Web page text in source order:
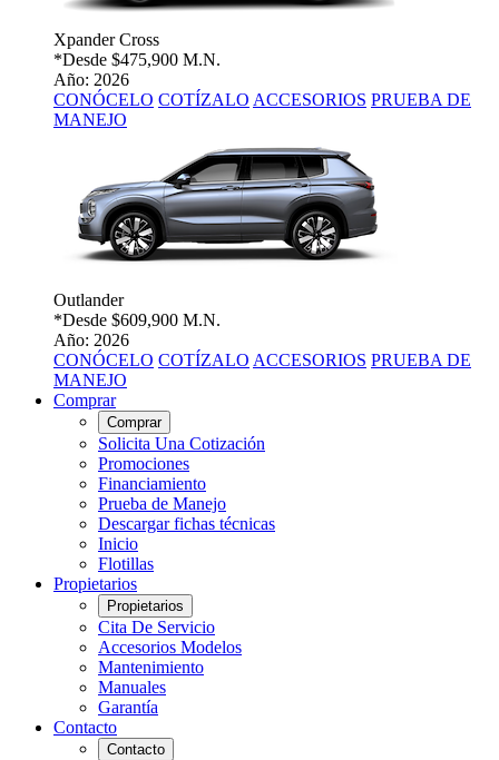
Xpander Cross
*Desde $475,900 M.N.
Año: 2026
CONÓCELO COTÍZALO ACCESORIOS PRUEBA DE
MANEJO
Outlander
*Desde $609,900 M.N.
Año: 2026
CONÓCELO COTÍZALO ACCESORIOS PRUEBA DE
MANEJO
Comprar
Comprar
Solicita Una Cotización
Promociones
Financiamiento
Prueba de Manejo
Descargar fichas técnicas
Inicio
Flotillas
Propietarios
Propietarios
Cita De Servicio
Accesorios Modelos
Mantenimiento
Manuales
Garantía
Contacto
Contacto